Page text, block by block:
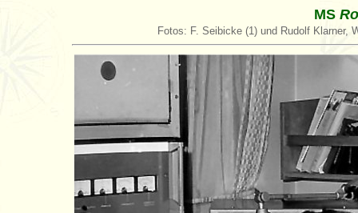
MS
Fotos: F. Seibicke (1) und Rudolf Klarner,